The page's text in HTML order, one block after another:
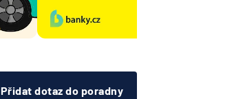
Přidat dotaz do poradny